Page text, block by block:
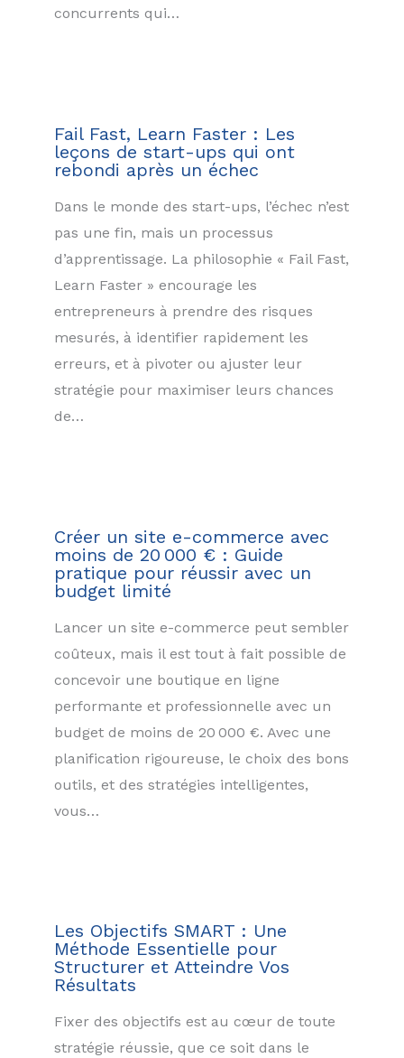
concurrents qui…
Fail Fast, Learn Faster : Les
leçons de start-ups qui ont
rebondi après un échec
Dans le monde des start-ups, l’échec n’est
pas une fin, mais un processus
d’apprentissage. La philosophie « Fail Fast,
Learn Faster » encourage les
entrepreneurs à prendre des risques
mesurés, à identifier rapidement les
erreurs, et à pivoter ou ajuster leur
stratégie pour maximiser leurs chances
de…
Créer un site e-commerce avec
moins de 20 000 € : Guide
pratique pour réussir avec un
budget limité
Lancer un site e-commerce peut sembler
coûteux, mais il est tout à fait possible de
concevoir une boutique en ligne
performante et professionnelle avec un
budget de moins de 20 000 €. Avec une
planification rigoureuse, le choix des bons
outils, et des stratégies intelligentes,
vous…
Les Objectifs SMART : Une
Méthode Essentielle pour
Structurer et Atteindre Vos
Résultats
Fixer des objectifs est au cœur de toute
stratégie réussie, que ce soit dans le